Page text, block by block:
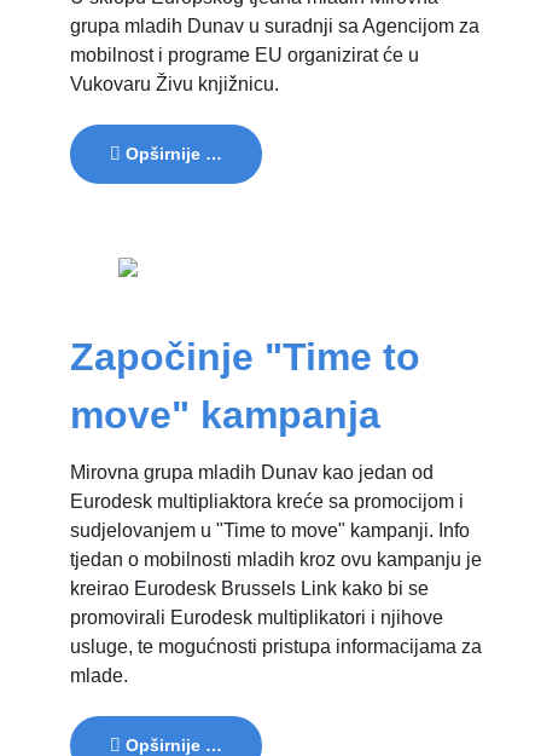
grupa mladih Dunav u suradnji sa Agencijom za
mobilnost i programe EU organizirat će u
Vukovaru Živu knjižnicu.
Opširnije …
Započinje "Time to
move" kampanja
Mirovna grupa mladih Dunav kao jedan od
Eurodesk multipliaktora kreće sa promocijom i
sudjelovanjem u "Time to move" kampanji. Info
tjedan o mobilnosti mladih kroz ovu kampanju je
kreirao Eurodesk Brussels Link kako bi se
promovirali Eurodesk multiplikatori i njihove
usluge, te mogućnosti pristupa informacijama za
mlade.
Opširnije …